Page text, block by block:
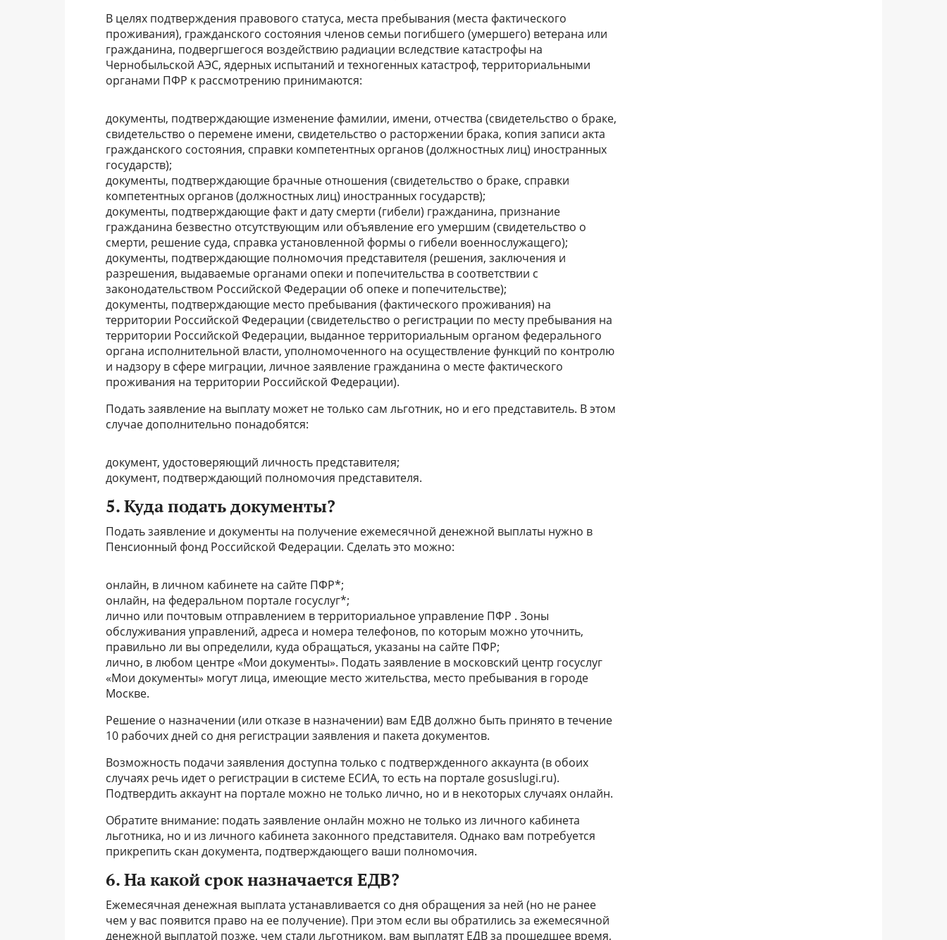
В целях подтверждения правового статуса, места пребывания (места фактического
проживания), гражданского состояния членов семьи погибшего (умершего) ветерана или
гражданина, подвергшегося воздействию радиации вследствие катастрофы на
Чернобыльской АЭС, ядерных испытаний и техногенных катастроф, территориальными
органами ПФР к рассмотрению принимаются:
документы, подтверждающие изменение фамилии, имени, отчества (свидетельство о браке,
свидетельство о перемене имени, свидетельство о расторжении брака, копия записи акта
гражданского состояния, справки компетентных органов (должностных лиц) иностранных
государств);
документы, подтверждающие брачные отношения (свидетельство о браке, справки
компетентных органов (должностных лиц) иностранных государств);
документы, подтверждающие факт и дату смерти (гибели) гражданина, признание
гражданина безвестно отсутствующим или объявление его умершим (свидетельство о
смерти, решение суда, справка установленной формы о гибели военнослужащего);
документы, подтверждающие полномочия представителя (решения, заключения и
разрешения, выдаваемые органами опеки и попечительства в соответствии с
законодательством Российской Федерации об опеке и попечительстве);
документы, подтверждающие место пребывания (фактического проживания) на
территории Российской Федерации (свидетельство о регистрации по месту пребывания на
территории Российской Федерации, выданное территориальным органом федерального
органа исполнительной власти, уполномоченного на осуществление функций по контролю
и надзору в сфере миграции, личное заявление гражданина о месте фактического
проживания на территории Российской Федерации).
Подать заявление на выплату может не только сам льготник, но и его представитель. В этом
случае дополнительно понадобятся:
документ, удостоверяющий личность представителя;
документ, подтверждающий полномочия представителя.
5. Куда подать документы?
Подать заявление и документы на получение ежемесячной денежной выплаты нужно в
Пенсионный фонд Российской Федерации. Сделать это можно:
онлайн, в личном кабинете на сайте ПФР*;
онлайн, на федеральном портале госуслуг*;
лично или почтовым отправлением в территориальное управление ПФР . Зоны
обслуживания управлений, адреса и номера телефонов, по которым можно уточнить,
правильно ли вы определили, куда обращаться, указаны на сайте ПФР;
лично, в любом центре «Мои документы». Подать заявление в московский центр госуслуг
«Мои документы» могут лица, имеющие место жительства, место пребывания в городе
Москве.
Решение о назначении (или отказе в назначении) вам ЕДВ должно быть принято в течение
10 рабочих дней со дня регистрации заявления и пакета документов.
Возможность подачи заявления доступна только с подтвержденного аккаунта (в обоих
случаях речь идет о регистрации в системе ЕСИА, то есть на портале gosuslugi.ru).
Подтвердить аккаунт на портале можно не только лично, но и в некоторых случаях онлайн.
Обратите внимание: подать заявление онлайн можно не только из личного кабинета
льготника, но и из личного кабинета законного представителя. Однако вам потребуется
прикрепить скан документа, подтверждающего ваши полномочия.
6. На какой срок назначается ЕДВ?
Ежемесячная денежная выплата устанавливается со дня обращения за ней (но не ранее
чем у вас появится право на ее получение). При этом если вы обратились за ежемесячной
денежной выплатой позже, чем стали льготником, вам выплатят ЕДВ за прошедшее время,